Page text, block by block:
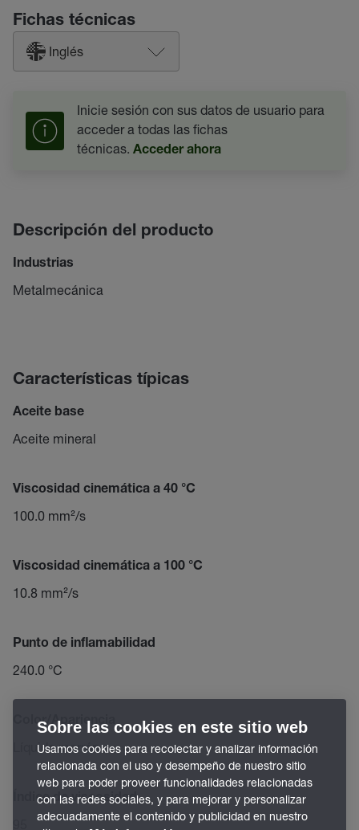
Fichas técnicas
Inglés
Inicie sesión con sus datos de usuario para
acceder a todas las fichas
técnicas. Acceder ahora
Descripción del producto
Industrias
Metalmecánica
Características típicas
Aceite base
Aceite mineral
Viscosidad cinemática a 40 °C
100.0 mm²/s
Viscosidad cinemática a 100 °C
10.8 mm²/s
Punto de inflamabilidad
240.0 °C
Color/Apariencia
Líquido marrón
Índice de viscosidad
Sobre las cookies en este sitio web
Usamos cookies para recolectar y analizar información
relacionada con el uso y desempeño de nuestro sitio
web para poder proveer funcionalidades relacionadas
con las redes sociales, y para mejorar y personalizar
adecuadamente el contenido y publicidad en nuestro